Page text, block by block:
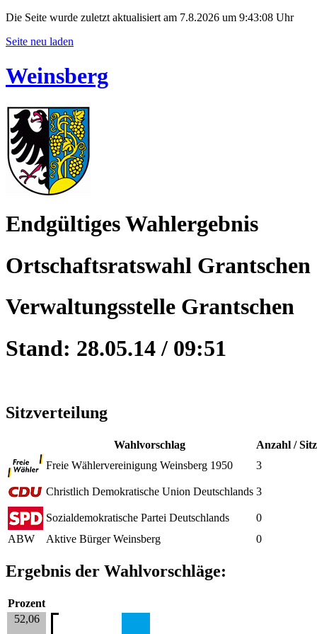
Die Seite wurde zuletzt aktualisiert am 7.8.2026 um 9:43:08 Uhr
Seite neu laden
Weinsberg
Endgültiges Wahlergebnis
Ortschaftsratswahl Grantschen
Verwaltungsstelle Grantschen
Stand: 28.05.14 / 09:51
Sitzverteilung
Wahlvorschlag
Anzahl /
Freie Wählervereinigung Weinsberg 1950
3
Christlich Demokratische Union Deutschlands 3
Sozialdemokratische Partei Deutschlands
0
ABW
Aktive Bürger Weinsberg 0
Ergebnis der Wahlvorschläge:
Prozent
52,06